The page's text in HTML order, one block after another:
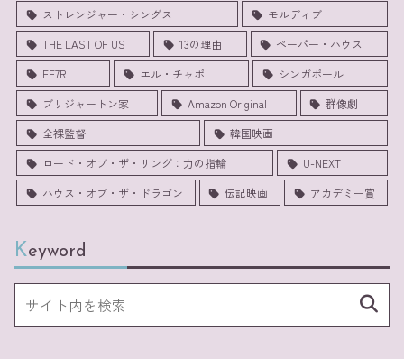
ストレンジャー・シングス
モルディブ
THE LAST OF US
13の理由
ペーパー・ハウス
FF7R
エル・チャポ
シンガポール
ブリジャートン家
Amazon Original
群像劇
全裸監督
韓国映画
ロード・オブ・ザ・リング：力の指輪
U-NEXT
ハウス・オブ・ザ・ドラゴン
伝記映画 アカデミー賞
Keyword